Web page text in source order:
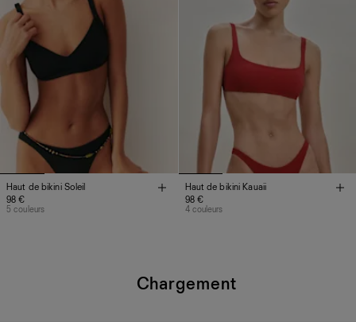
Haut de bikini Soleil
98 €
5 couleurs
Haut de bikini Kauaii
98 €
4 couleurs
Chargement